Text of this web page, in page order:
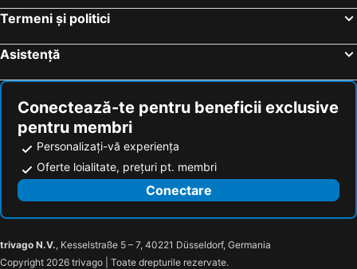
Termeni și politici
Asistență
Conectează-te pentru beneficii exclusive
pentru membri
Personalizați-vă experiența
Oferte loialitate, prețuri pt. membri
Conectare
trivago N.V., Kesselstraße 5 – 7, 40221 Düsseldorf, Germania
Copyright 2026 trivago | Toate drepturile rezervate.